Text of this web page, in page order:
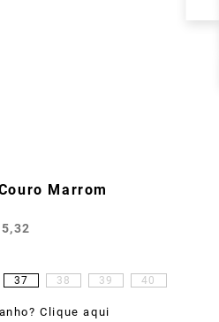
Marrom
,32
37 38 39 40
Clique aqui